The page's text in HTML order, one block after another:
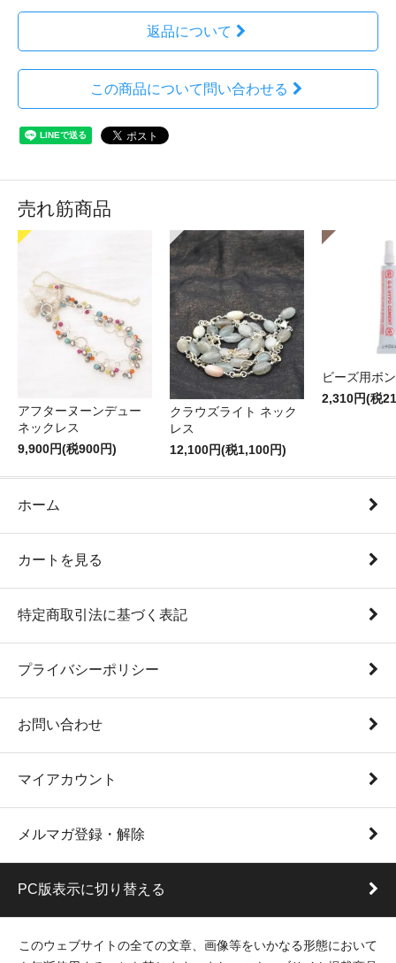
返品について
この商品について問い合わせる
売れ筋商品
アフターヌーンデュー
ネックレス
9,900円(税900円)
クラウズライト ネック
レス
12,100円(税1,100円)
ビーズ用ボ
2,310円(税
ホーム
カートを見る
特定商取引法に基づく表記
プライバシーポリシー
お問い合わせ
マイアカウント
メルマガ登録・解除
PC版表示に切り替える
このウェブサイトの全ての文章、画像等をいかなる形態において